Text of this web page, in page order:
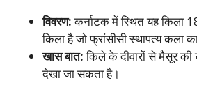
विवरण:कर्नाटक में स्थित यह किला
किला है जो फ्रांसीसी स्थापत्य कला
खास बात:किले के दीवारों से मैसूर
देखा जा सकता है।